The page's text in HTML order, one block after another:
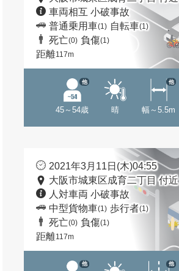
車両相互 小破事故
普通乗用車(1) 自転車(1)
死亡(0) 負傷(1)
距離117m
45～54歳
他
晴 幅～5.5m
他
2021年3月11日(木)04:55
大阪市城東区成育二丁目 付近
人対車両 小破事故
中型貨物車(1) 歩行者(1)
死亡(0) 負傷(1)
距離117m
他 他